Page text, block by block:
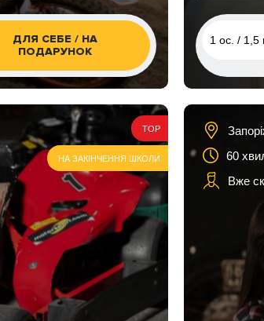
ДЛЯ СЕБЕ / НА
ПОДАРУНОК
1 ос. / 1,5
TOP
НА ЗАКІНЧЕННЯ ШКОЛИ
60
Вже